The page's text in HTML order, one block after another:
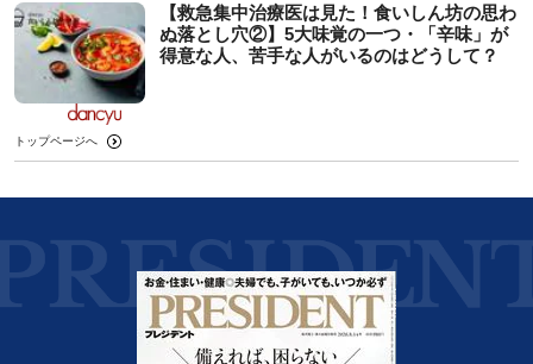
【救急集中治療医は見た！食いしん坊の思わ
ぬ落とし穴②】5大味覚の一つ・「辛味」が
得意な人、苦手な人がいるのはどうして？
トップページへ